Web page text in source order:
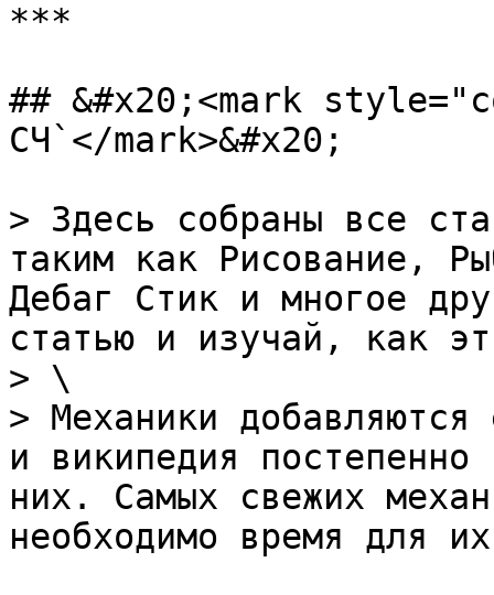
***
## &#x20;<mark
СЧ`</mark>&#x20;
> Здесь собраны все
таким как Рисование,
Дебаг Стик и многое
статью и изучай, как
> \
> Механики
и википедия постепенно
них. Самых свежих
необходимо время для